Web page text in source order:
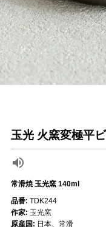
玉光 火窯変極平
常滑焼 玉光窯 140ml
品番: TDK244
作家: 玉光窯
原産国: 日本、常滑